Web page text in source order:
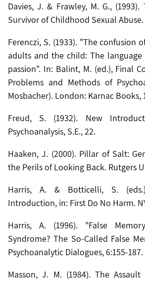
Davies, J. & Frawley, M. G.,
Survivor of Childhood Sexual Abuse.
Ferenczi, S. (1933). "The confusion
adults and the child: The language
passion". In: Balint, M. (ed.), Final
Problems and Methods of
Mosbacher). London: Karnac Books,
Freud, S. (1932). New
Psychoanalysis, S.E., 22.
Haaken, J. (2000). Pillar of Salt:
the Perils of Looking Back. Rutgers
Harris, A. & Botticelli, S.
Introduction, in: First Do No Harm.
Harris, A. (1996). "False
Syndrome? The So-Called False
Psychoanalytic Dialogues, 6:155-187.
Masson, J. M. (1984). The